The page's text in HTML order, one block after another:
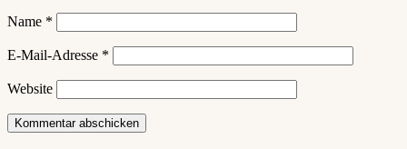
Name *
E-Mail-Adresse *
Website